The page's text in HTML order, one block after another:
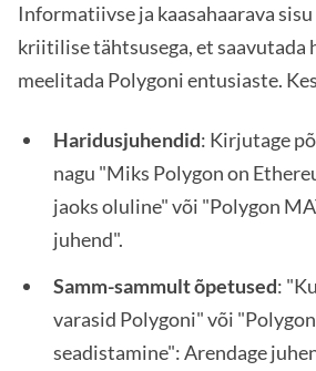
Informatiivse ja kaasahaarava
kriitilise tähtsusega, et saavutada
meelitada Polygoni entusiaste.
Haridusjuhendid: Kirjutage
nagu "Miks Polygon on
jaoks oluline" või "Polygon
juhend".
Samm-sammult õpetused:
varasid Polygoni" või
seadistamine": Arendage